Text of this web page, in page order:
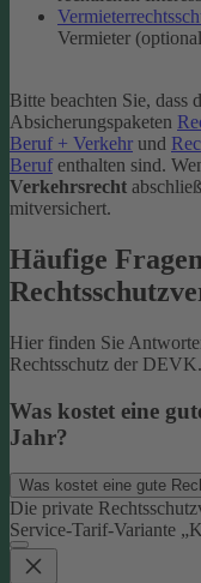
Vermieter
Bitte beachten Sie, dass
Absicherungspaketen
Beruf + Verkehr und
Beruf enthalten sind.
Verkehrsrecht
mitversichert.
Häufige
Hier finden Sie
Rechtsschutz der DEVK.
Was kostet eine
Jahr?
Was kostet eine gute
Die private
Service-Tarif-Variante